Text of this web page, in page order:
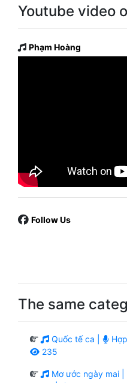
Youtube video
Phạm Hoàng
Follow Us
The same
Quốc tế ca |
235
Mơ ước ngày mai |